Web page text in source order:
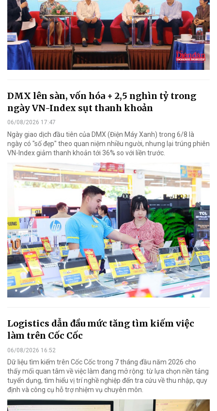
DMX lên sàn, vốn hóa + 2,5 nghìn tỷ trong
ngày VN-Index sụt thanh khoản
06/08/2026 17:47
Ngày giao dịch đầu tiên của DMX (Điện Máy Xanh) trong 6/8 là
ngày có "số đẹp" theo quan niệm nhiều người, nhưng lại trúng phiên
VN-Index giảm thanh khoản tới 36% so với liền trước.
Logistics dẫn đầu mức tăng tìm kiếm việc
làm trên Cốc Cốc
06/08/2026 16:52
Dữ liệu tìm kiếm trên Cốc Cốc trong 7 tháng đầu năm 2026 cho
thấy mối quan tâm về việc làm đang mở rộng: từ lựa chọn nền tảng
tuyển dụng, tìm hiểu vị trí nghề nghiệp đến tra cứu về thu nhập, quy
định và công cụ hỗ trợ nhiệm vụ chuyên môn.